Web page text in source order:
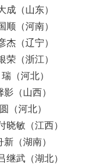
（山东）
（河南）
（辽宁）
（浙江）
（河北）
（山西）
河北）
敏（江西）
（湖南）
武（湖北）